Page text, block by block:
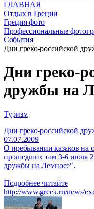
ГЛАВНАЯ
Отдых в Греции
Греция фото
Профессиональные
События
Дни греко-российской
Дни греко-
дружбы на
Туризм
Дни греко-российской
07.07.2009
О пребывании казаков на
прошедших там 3-6 июля
дружбы на Лемносе".
Подробнее читайте
http://www.greek.ru/news/